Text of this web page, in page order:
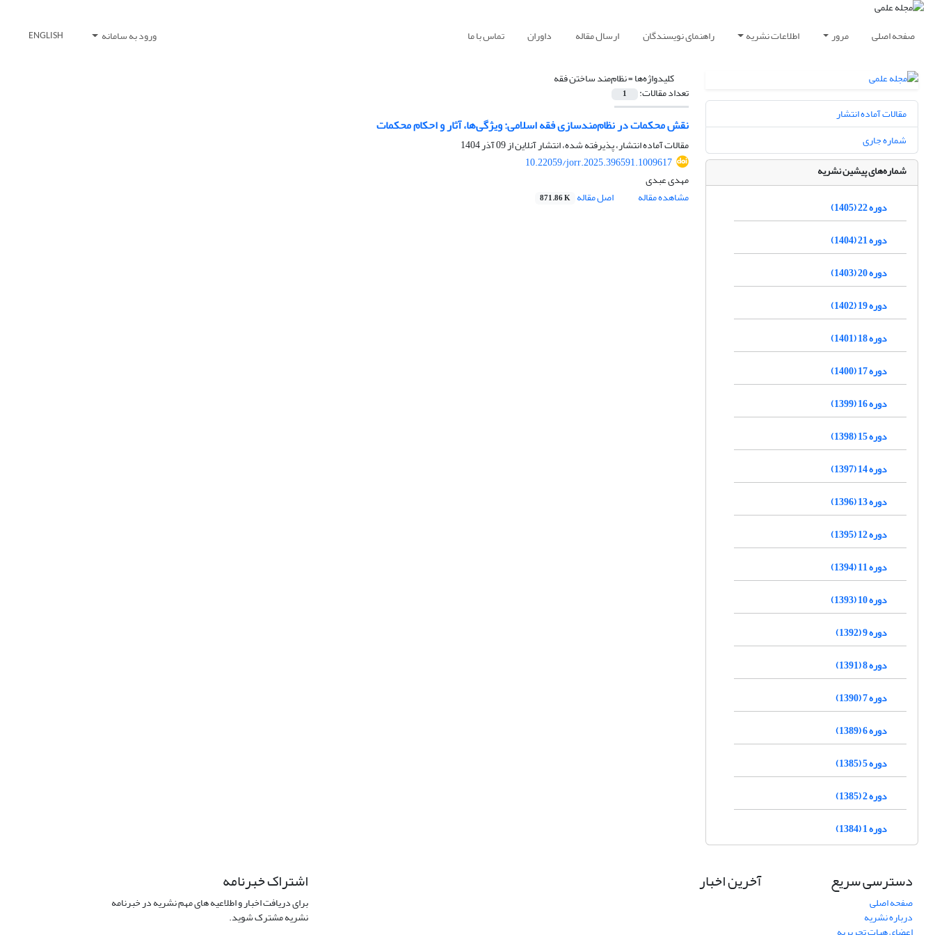
صفحه اصلی مرور اطلاعات نشریه راهنمای نویسندگان ارسال مقاله داوران تماس با ما ورود به سامانه ENGLISH
کلیدواژه‌ها =نظام‌مند ساختن فقه
تعداد مقالات: 1
نقش محکمات در نظام‌مندسازی فقه اسلامی: ویژگی‌ها، آثار و احکام محکمات
مقالات آماده انتشار، پذیرفته شده، انتشار آنلاین از09 آذر 1404
10.22059/jorr.2025.396591.1009617
مهدی عبدی
مشاهده مقاله
اصل مقاله 871.86 K
مقالات آماده انتشار
شماره جاری
شماره‌های پیشین نشریه
دوره 22 (1405)
دوره 21 (1404)
دوره 20 (1403)
دوره 19 (1402)
دوره 18 (1401)
دوره 17 (1400)
دوره 16 (1399)
دوره 15 (1398)
دوره 14 (1397)
دوره 13 (1396)
دوره 12 (1395)
دوره 11 (1394)
دوره 10 (1393)
دوره 9 (1392)
دوره 8 (1391)
دوره 7 (1390)
دوره 6 (1389)
دوره 5 (1385)
دوره 2 (1385)
دوره 1 (1384)
دسترسی سریع
صفحه اصلی
درباره نشریه
آخرین اخبار اشتراک خبرنامه
برای دریافت اخبار و اطلاعیه های مهم نشریه در خبرنامه
نشریه مشترک شوید.